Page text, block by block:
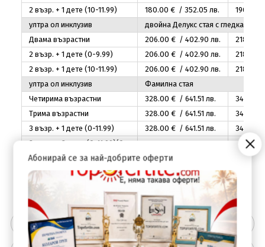
2 възр. + 1 дете (10-11.99)
180.00 € / 352.05 лв. 190
ултра ол инклузив
двойна Делукс стая с гледка
Двама възрастни
206.00 € / 402.90 лв. 218
2 възр. + 1 дете (0-9.99)
206.00 € / 402.90 лв. 218
2 възр. + 1 дете (10-11.99)
206.00 € / 402.90 лв. 218
ултра ол инклузив
Фамилна стая
Четирима възрастни
328.00 € / 641.51 лв. 345
Трима възрастни
328.00 € / 641.51 лв. 345
3 възр. + 1 дете (0-11.99)
328.00 € / 641.51 лв. 345
2 възр. + 2 деца (0-11.99)(0-
11.99)
345.00
Цената включва
Абонирай се за най-добрите оферти